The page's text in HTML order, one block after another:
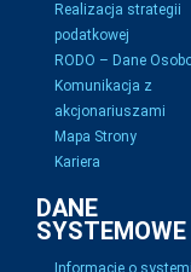
Realizacja strategii
podatkowej
RODO – Dane
Komunikacja z
akcjonariuszami
Mapa Strony
Kariera
DANE
SYSTEMOWE
Informacje o